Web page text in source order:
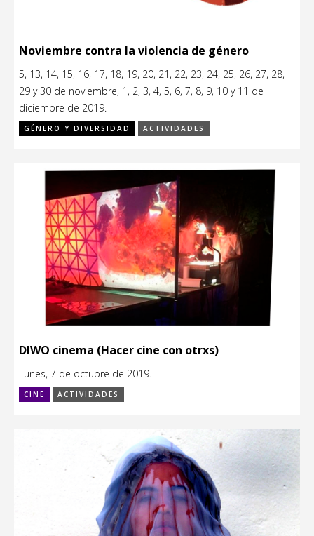
Noviembre contra la violencia de género
5, 13, 14, 15, 16, 17, 18, 19, 20, 21, 22, 23, 24, 25, 26, 27, 28,
29 y 30 de noviembre, 1, 2, 3, 4, 5, 6, 7, 8, 9, 10 y 11 de
diciembre de 2019.
GÉNERO Y DIVERSIDAD ACTIVIDADES
DIWO cinema (Hacer cine con otrxs)
Lunes, 7 de octubre de 2019.
CINE ACTIVIDADES